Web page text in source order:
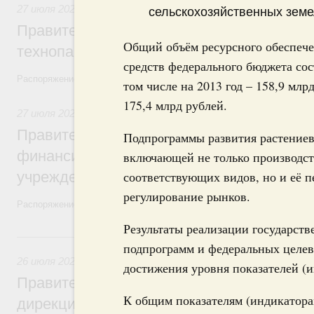
сельскохозяйственных
Общий объём ресурсного
средств федерального бюджета
том числе на 2013 год – 158,9
175,4 млрд рублей.
Подпрограммы развития
включающей не только
соответствующих видов, но и её
регулирование рынков.
Результаты реализации
подпрограмм и федеральных
достижения уровня показателей
К общим показателям
Инструменты развития территорий. ОЭЗ.
Правительство направит
технопарка в Нижегородской области
Организация системы здравоохранения.
Правительство направит ряду регионов
финансирование на строительство и
учреждений
Распоряжение от 18 июля 2026 года №1897-р и распоряжение от
26 июля, воскресенье
Охрана природы. Заповедники, национальные
Правительство утвердило
дирекции особо охраняемых природных